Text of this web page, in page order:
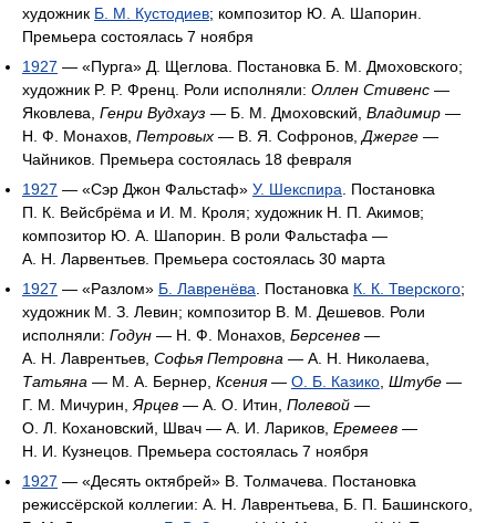
художник Б. М. Кустодиев; композитор Ю. А. Шапорин.
Премьера состоялась 7 ноября
1927 — «Пурга» Д. Щеглова. Постановка Б. М. Дмоховского;
художник P. P. Френц. Роли исполняли: Оллен Стивенс —
Яковлева, Генри Вудхауз — Б. М. Дмоховский, Владимир —
Н. Ф. Монахов, Петровых — В. Я. Софронов, Джерге —
Чайников. Премьера состоялась 18 февраля
1927 — «Сэр Джон Фальстаф» У. Шекспира . Постановка
П. К. Вейсбрёма и И. М. Кроля; художник Н. П. Акимов;
композитор Ю. А. Шапорин. В роли Фальстафа —
А. Н. Ларвентьев. Премьера состоялась 30 марта
1927 — «Разлом» Б. Лавренёва . Постановка К. К. Тверского;
художник М. З. Левин; композитор В. М. Дешевов. Роли
исполняли: Годун — Н. Ф. Монахов, Берсенев —
А. Н. Лаврентьев, Софья Петровна — А. Н. Николаева,
Татьяна — М. А. Бернер, Ксения— О. Б. Казико Штубе —
Г. М. Мичурин, Ярцев — А. О. Итин, Полевой —
О. Л. Кохановский, Швач — А. И. Лариков, Еремеев —
Н. И. Кузнецов. Премьера состоялась 7 ноября
1927 — «Десять октябрей» В. Толмачева. Постановка
режиссёрской коллегии: А. Н. Лаврентьева, Б. П. Башинского,